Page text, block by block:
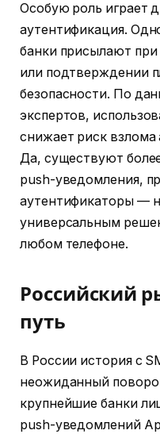
Особую роль играет
аутентификация.
банки присылают
или подтверждении
безопасности. По
экспертов,
снижает риск взлома
Да, существуют
push-уведомления,
аутентификаторы —
универсальным
любом телефоне.
Российский
путь
В России история с
неожиданный
крупнейшие банки
push-уведомлений